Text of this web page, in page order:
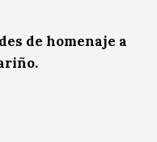
de homenaje a